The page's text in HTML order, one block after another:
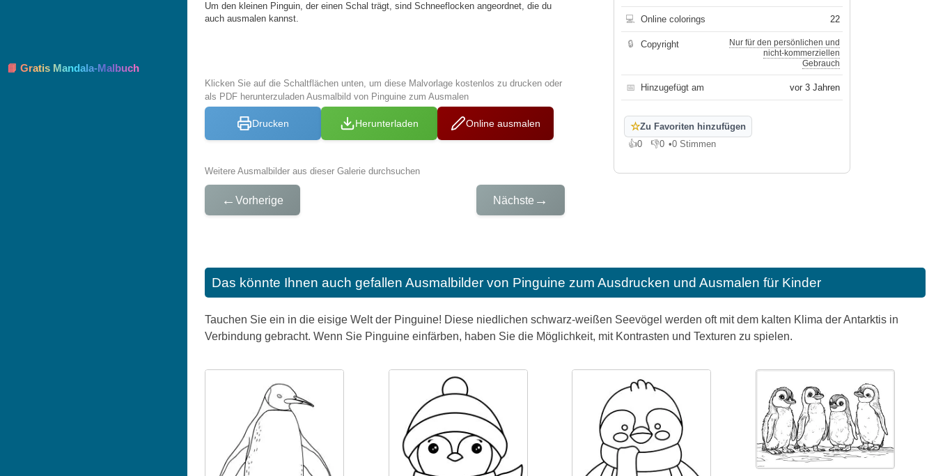
Um den kleinen Pinguin, der einen Schal trägt, sind Schneeflocken angeordnet, die du
auch ausmalen kannst.
Klicken Sie auf die Schaltflächen unten, um diese Malvorlage kostenlos zu drucken oder
als PDF herunterzuladen Ausmalbild von Pinguine zum Ausmalen
Drucken Herunterladen Online ausmalen
Weitere Ausmalbilder aus dieser Galerie durchsuchen
← Vorherige Nächste →
💻 Online colorings 22
🔒 Copyright
Nur für den persönlichen und
nicht-kommerziellen
Gebrauch
📅 Hinzugefügt am vor 3 Jahren
☆Zu Favoriten hinzufügen
👍0
Gefällt mir
👎0
Gefällt mir nicht
•0 Stimmen
Das könnte Ihnen auch gefallen Ausmalbilder von Pinguine zum Ausdrucken und Ausmalen für Kinder
Tauchen Sie ein in die eisige Welt der Pinguine! Diese niedlichen schwarz-weißen Seevögel werden oft mit dem kalten Klima der Antarktis in
Verbindung gebracht. Wenn Sie Pinguine einfärben, haben Sie die Möglichkeit, mit Kontrasten und Texturen zu spielen.
📘 Gratis Mandala-Malbuch